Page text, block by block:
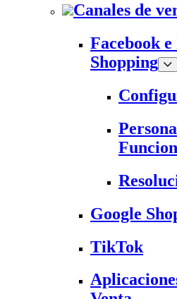
Canales de
Facebook
Shopping
Google
TikTok